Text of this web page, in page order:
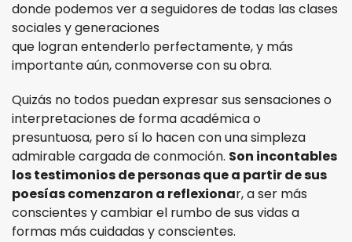
donde podemos ver a seguidores de todas las clases
sociales y generaciones
que logran entenderlo perfectamente, y más
importante aún, conmoverse con su obra.
Quizás no todos puedan expresar sus sensaciones o
interpretaciones de forma académica o
presuntuosa, pero sí lo hacen con una simpleza
admirable cargada de conmoción. Son incontables
los testimonios de personas que a partir de sus
poesías comenzaron a reflexionar, a ser más
conscientes y cambiar el rumbo de sus vidas a
formas más cuidadas y conscientes.